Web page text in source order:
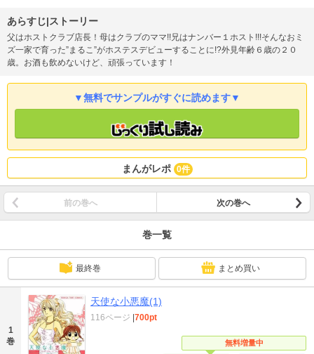
あらすじ|ストーリー
父はホストクラブ店長！母はクラブのママ!!兄はナンバー１ホスト!!!そんなおミ
ズ一家で育った”まるこ”がホステスデビューすることに!?外見年齢６歳の２０
歳。お酒も飲めないけど、頑張っています！
▼無料でサンプルがすぐに読めます▼
まんがレポ 0件
前の巻へ 次の巻へ
巻一覧
最終巻 まとめ買い
1
巻
天使な小悪魔(1)
無料増量中
116ページ 700pt